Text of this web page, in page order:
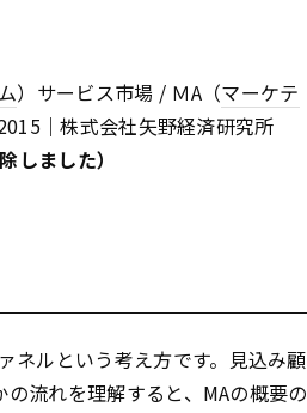
）サービス市場 / ＭA（マーケテ
｜株式会社矢野経済研究所
しました）
ネルという考え方です。見込み顧
流れを理解すると、MAの概要の